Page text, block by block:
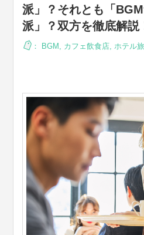
派」？それとも「
派」？双方を徹底解説
： BGM , カフェ飲食店, ホテル